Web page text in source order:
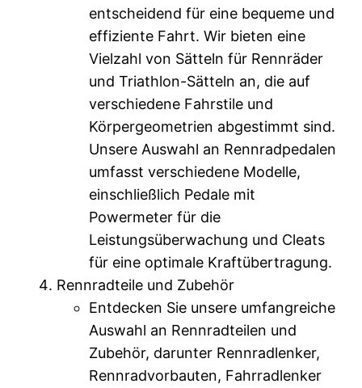
entscheidend für eine bequeme und
effiziente Fahrt. Wir bieten eine
Vielzahl von Sätteln für Rennräder
und Triathlon-Sätteln an, die auf
verschiedene Fahrstile und
Körpergeometrien abgestimmt sind.
Unsere Auswahl an Rennradpedalen
umfasst verschiedene Modelle,
einschließlich Pedale mit
Powermeter für die
Leistungsüberwachung und Cleats
für eine optimale Kraftübertragung.
Rennradteile und Zubehör
Entdecken Sie unsere umfangreiche
Auswahl an Rennradteilen und
Zubehör, darunter Rennradlenker,
Rennradvorbauten, Fahrradlenker